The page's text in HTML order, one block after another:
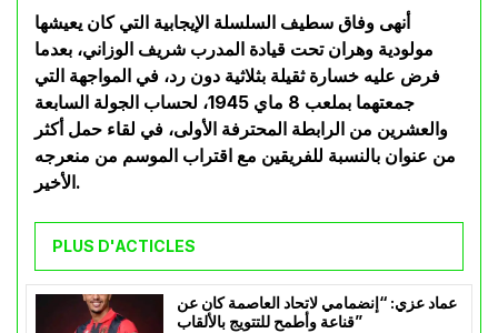
أنهى وفاق سطيف السلسلة الإيجابية التي كان يعيشها
مولودية وهران تحت قيادة المدرب شريف الوزاني، بعدما
فرض عليه خسارة ثقيلة بثلاثية دون رد، في المواجهة التي
جمعتهما بملعب 8 ماي 1945، لحساب الجولة السابعة
والعشرين من الرابطة المحترفة الأولى، في لقاء حمل أكثر
من عنوان بالنسبة للفريقين مع اقتراب الموسم من منعرجه
الأخير.
PLUS D'ACTICLES
عماد عزي: “إنضمامي لاتحاد العاصمة كان عن
قناعة وأطمح للتتويج بالألقاب”